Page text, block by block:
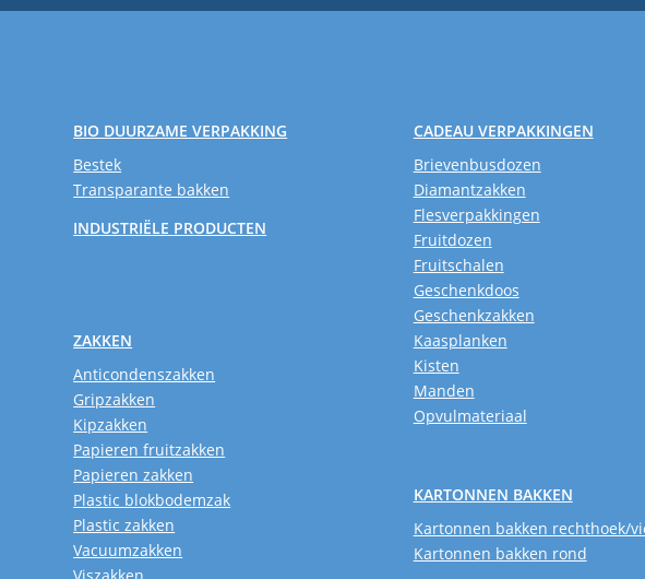
BIO DUURZAME VERPAKKING
Bestek
Transparante bakken
INDUSTRIËLE PRODUCTEN
ZAKKEN
Anticondenszakken
Gripzakken
Kipzakken
Papieren fruitzakken
Papieren zakken
Plastic blokbodemzak
Plastic zakken
Vacuumzakken
CADEAU VERPAKKINGEN
Brievenbusdozen
Diamantzakken
Flesverpakkingen
Fruitdozen
Fruitschalen
Geschenkdoos
Geschenkzakken
Kaasplanken
Kisten
Manden
Opvulmateriaal
KARTONNEN BAKKEN
Kartonnen bakken rechthoek/
Kartonnen bakken rond